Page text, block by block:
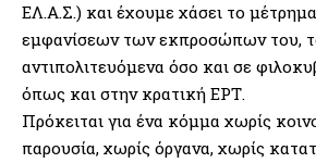
ΕΛ.Α.Σ.) και έχουμε χάσει το
εμφανίσεων των εκπροσώπων του,
αντιπολιτευόμενα όσο και σε
όπως και στην κρατική ΕΡΤ.
Πρόκειται για ένα κόμμα χωρίς
παρουσία, χωρίς όργανα, χωρίς